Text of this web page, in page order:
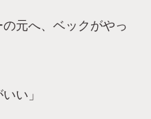
元へ、ベックがやっ
い」